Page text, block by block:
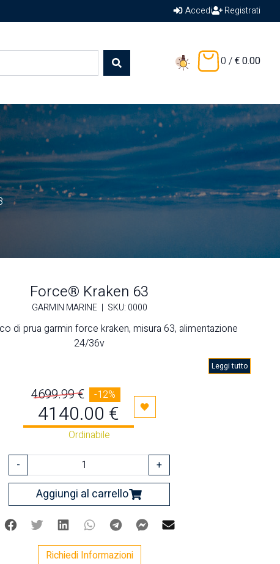
Accedi Registrati
Carrello
0 /€ 0.00
Force® Kraken 63
GARMIN MARINE | SKU: 0000
di prua garmin force kraken, misura 63, alimentazione
24/36v
Leggi tutto
4699.99 € -12%
4140.00 € Aggiungi ai preferiti
Ordinabile
- +
Aggiungi al carrello
Facebook
Twitter LinkedinWhatsappTelegramFacebook Messenger
Richiedi Informazioni